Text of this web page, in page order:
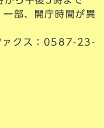
一部、開庁時間が異
クス：0587-23-